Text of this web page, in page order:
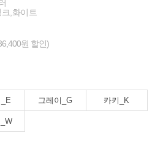
,화이트
원 할인)
그레이_G 카키_K